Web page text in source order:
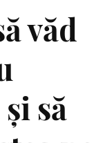
văd
să